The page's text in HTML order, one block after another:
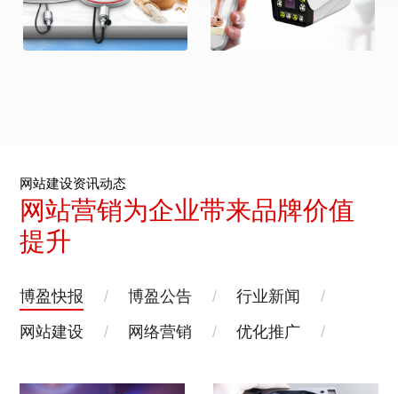
网站建设资讯动态
网站营销为企业带来品牌价值
提升
博盈快报 / 博盈公告 / 行业新闻
/
网站建设
/ 网络营销 / 优化推广 /